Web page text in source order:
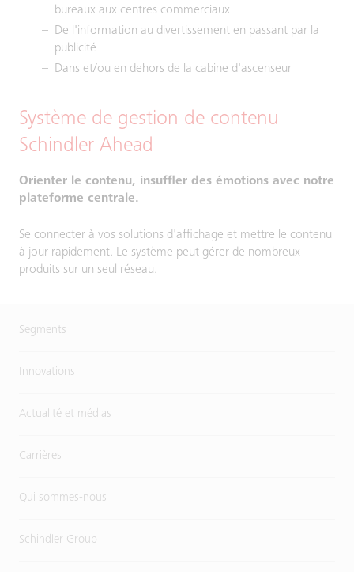
bureaux aux centres commerciaux
De l'information au divertissement en passant par la
publicité
Dans et/ou en dehors de la cabine d'ascenseur
Système de gestion de contenu
Schindler Ahead
Orienter le contenu, insuffler des émotions avec notre
plateforme centrale.
Se connecter à vos solutions d'affichage et mettre le contenu
à jour rapidement. Le système peut gérer de nombreux
produits sur un seul réseau.
Segments
Innovations
Actualité et médias
Carrières
Qui sommes-nous
Schindler Group